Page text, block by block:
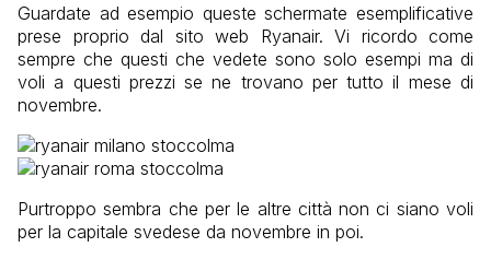
Guardate ad esempio queste schermate esemplificative
prese proprio dal sito web Ryanair. Vi ricordo come
sempre che questi che vedete sono solo esempi ma di
voli a questi prezzi se ne trovano per tutto il mese di
novembre.
Purtroppo sembra che per le altre città non ci siano voli
per la capitale svedese da novembre in poi.